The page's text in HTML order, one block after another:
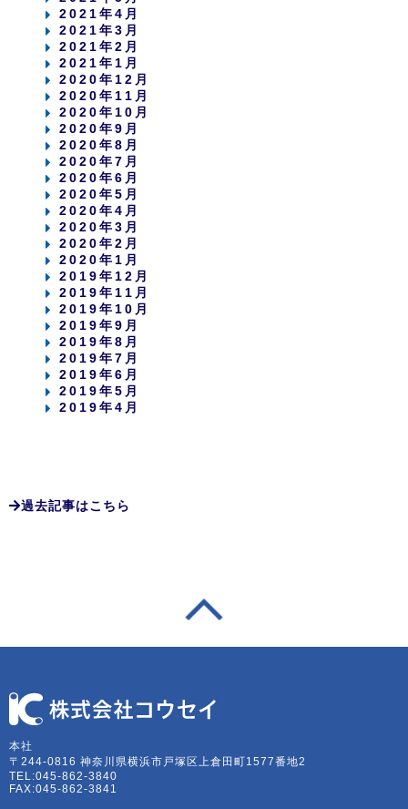
2021年4月
2021年3月
2021年2月
2021年1月
2020年12月
2020年11月
2020年10月
2020年9月
2020年8月
2020年7月
2020年6月
2020年5月
2020年4月
2020年3月
2020年2月
2020年1月
2019年12月
2019年11月
2019年10月
2019年9月
2019年8月
2019年7月
2019年6月
2019年5月
2019年4月
過去記事はこちら
本社
〒244-0816 神奈川県横浜市戸塚区上倉田町1577番地2
TEL:045-862-3840
FAX:045-862-3841